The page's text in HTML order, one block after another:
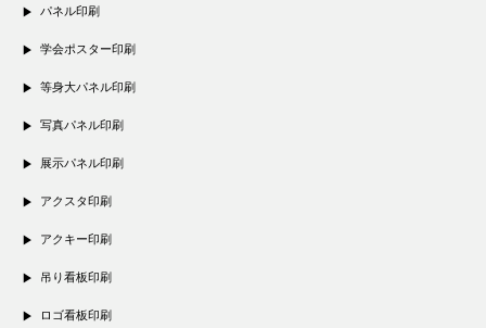
パネル印刷
学会ポスター印刷
等身大パネル印刷
写真パネル印刷
展示パネル印刷
アクスタ印刷
アクキー印刷
吊り看板印刷
ロゴ看板印刷